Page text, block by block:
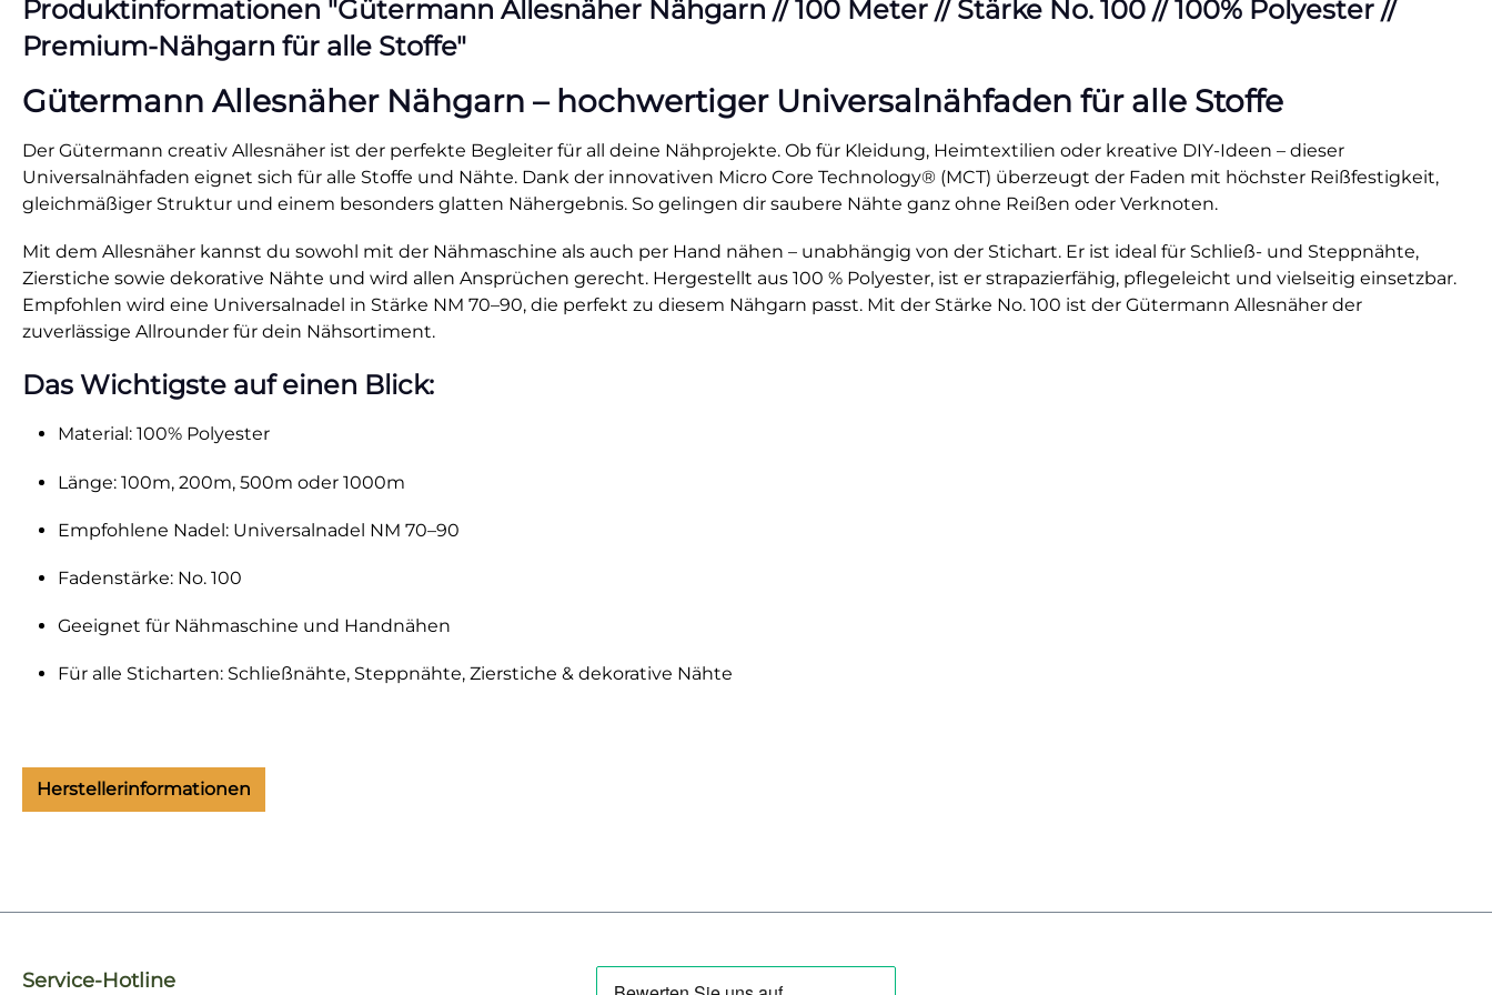
Produktinformationen "Gütermann Allesnäher Nähgarn // 100 Meter // Stärke No. 100 // 100% Polyester //
Premium-Nähgarn für alle Stoffe"
Gütermann Allesnäher Nähgarn – hochwertiger Universalnähfaden für alle Stoffe
Der Gütermann creativ Allesnäher ist der perfekte Begleiter für all deine Nähprojekte. Ob für Kleidung, Heimtextilien oder kreative DIY-Ideen – dieser
Universalnähfaden eignet sich für alle Stoffe und Nähte. Dank der innovativen Micro Core Technology® (MCT) überzeugt der Faden mit höchster Reißfestigkeit,
gleichmäßiger Struktur und einem besonders glatten Nähergebnis. So gelingen dir saubere Nähte ganz ohne Reißen oder Verknoten.
Mit dem Allesnäher kannst du sowohl mit der Nähmaschine als auch per Hand nähen – unabhängig von der Stichart. Er ist ideal für Schließ- und Steppnähte,
Zierstiche sowie dekorative Nähte und wird allen Ansprüchen gerecht. Hergestellt aus 100 % Polyester, ist er strapazierfähig, pflegeleicht und vielseitig einsetzbar.
Empfohlen wird eine Universalnadel in Stärke NM 70–90, die perfekt zu diesem Nähgarn passt. Mit der Stärke No. 100 ist der Gütermann Allesnäher der
zuverlässige Allrounder für dein Nähsortiment.
Das Wichtigste auf einen Blick:
Material: 100% Polyester
Länge: 100m, 200m, 500m oder 1000m
Empfohlene Nadel: Universalnadel NM 70–90
Fadenstärke: No. 100
Geeignet für Nähmaschine und Handnähen
Für alle Sticharten: Schließnähte, Steppnähte, Zierstiche & dekorative Nähte
Herstellerinformationen
Service-Hotline